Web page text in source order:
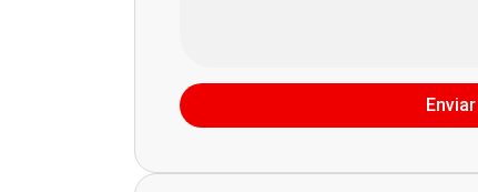
Enviar